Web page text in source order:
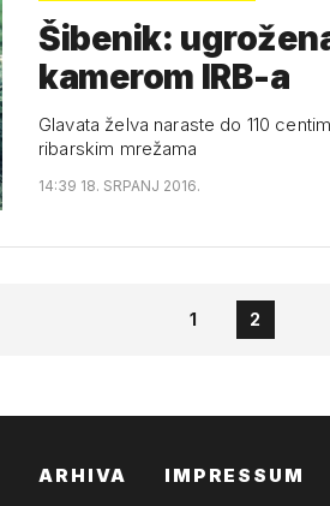
Šibenik:
kamerom IRB-a
Glavata želva naraste do 110
ribarskim mrežama
14:39 18. SRPANJ 2016.
1 2
ARHIVA IMPRESSUM